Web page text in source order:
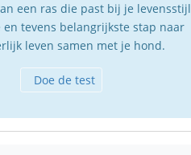
een ras die past bij je levensstijl
en tevens belangrijkste stap naar
leven samen met je hond.
Doe de test